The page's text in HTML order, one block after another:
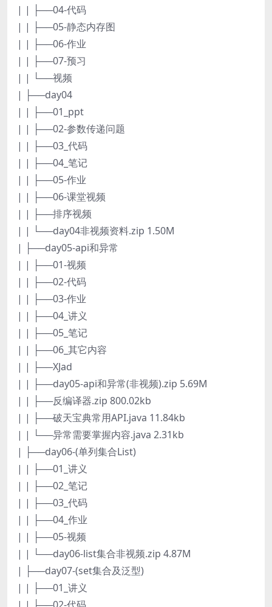
| | ├──04-代码
| | ├──05-静态内存图
| | ├──06-作业
| | ├──07-预习
| | └──视频
| ├──day04
| | ├──01_ppt
| | ├──02-参数传递问题
| | ├──03_代码
| | ├──04_笔记
| | ├──05-作业
| | ├──06-课堂视频
| | ├──排序视频
| | └──day04非视频资料.zip 1.50M
| ├──day05-api和异常
| | ├──01-视频
| | ├──02-代码
| | ├──03-作业
| | ├──04_讲义
| | ├──05_笔记
| | ├──06_其它内容
| | ├──XJad
| | ├──day05-api和异常(非视频).zip 5.69M
| | ├──反编译器.zip 800.02kb
| | ├──破天宝典常用API.java 11.84kb
| | └──异常需要掌握内容.java 2.31kb
| ├──day06-(单列集合List)
| | ├──01_讲义
| | ├──02_笔记
| | ├──03_代码
| | ├──04_作业
| | ├──05-视频
| | └──day06-list集合非视频.zip 4.87M
| ├──day07-(set集合及泛型)
| | ├──01_讲义